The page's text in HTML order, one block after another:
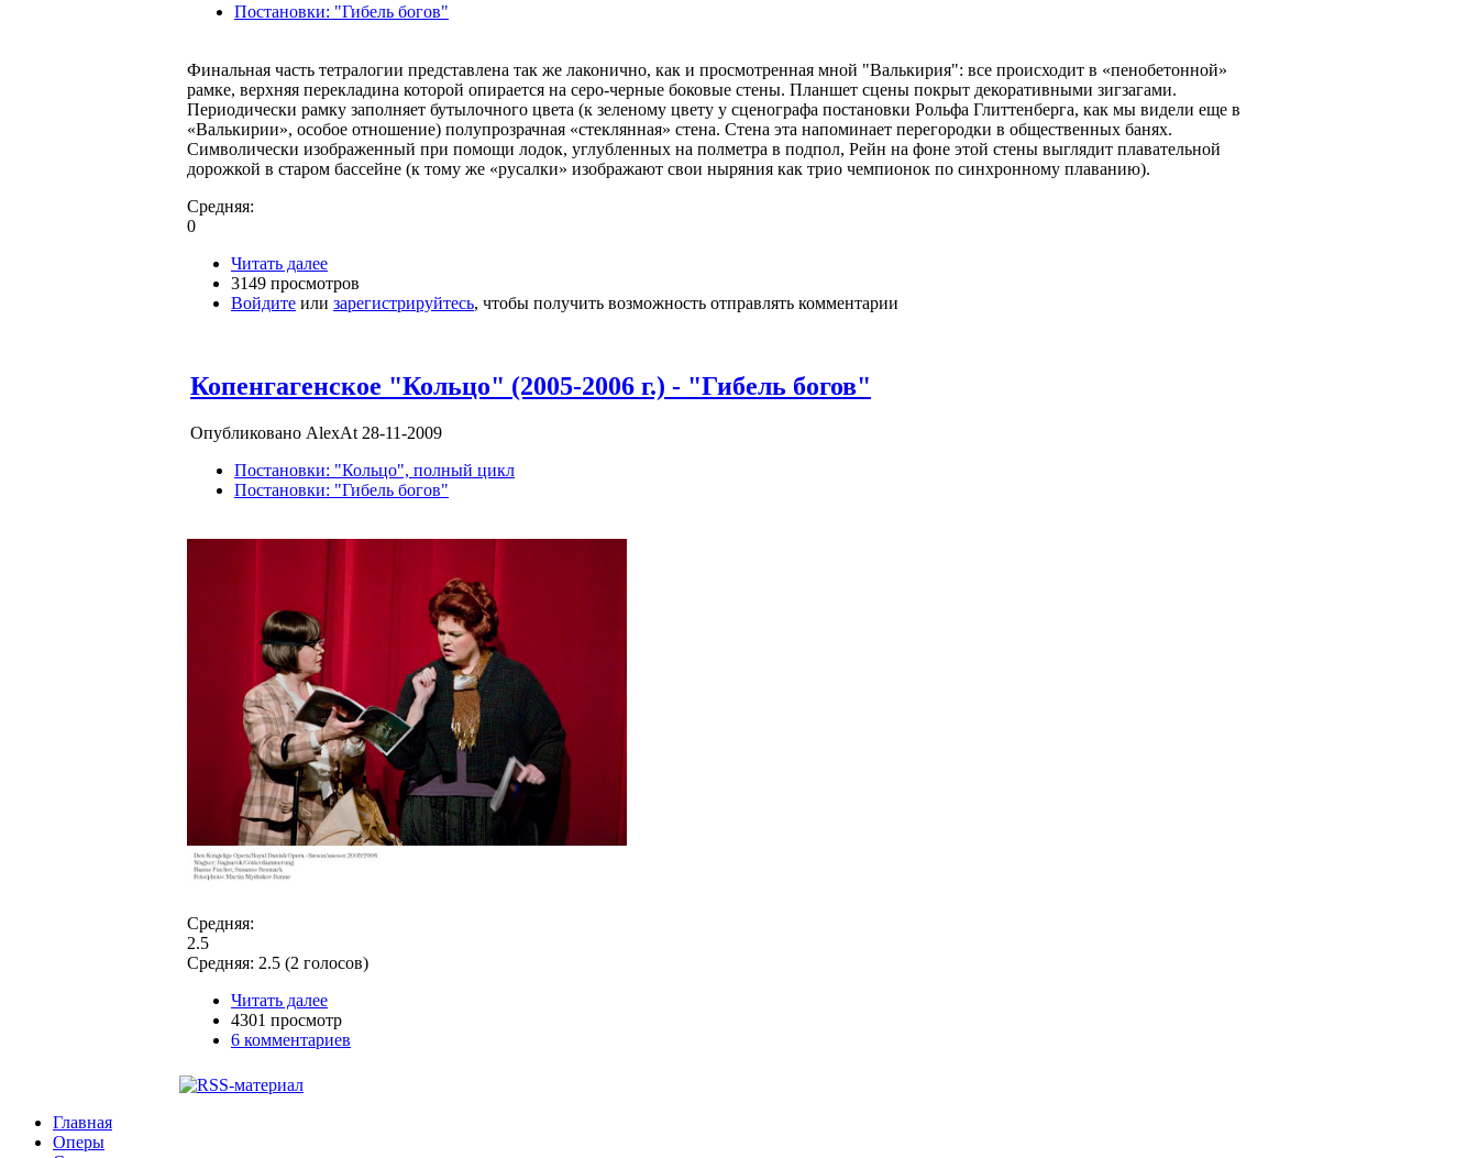
Постановки: "Гибель богов"
Финальная часть тетралогии представлена так же лаконично, как и просмотренная мной "Валькирия": все происходит в «пенобетонной»
рамке, верхняя перекладина которой опирается на серо-черные боковые стены. Планшет сцены покрыт декоративными зигзагами.
Периодически рамку заполняет бутылочного цвета (к зеленому цвету у сценографа постановки Рольфа Глиттенберга, как мы видели еще в
«Валькирии», особое отношение) полупрозрачная «стеклянная» стена. Стена эта напоминает перегородки в общественных банях.
Символически изображенный при помощи лодок, углубленных на полметра в подпол, Рейн на фоне этой стены выглядит плавательной
дорожкой в старом бассейне (к тому же «русалки» изображают свои ныряния как трио чемпионок по синхронному плаванию).
Средняя:
0
Читать далее
3149 просмотров
Войдите или зарегистрируйтесь, чтобы получить возможность отправлять комментарии
Копенгагенское "Кольцо" (2005-2006 г.) - "Гибель богов"
Опубликовано AlexAt 28-11-2009
Постановки: "Кольцо", полный цикл
Постановки: "Гибель богов"
Средняя:
2.5
Средняя: 2.5 (2 голосов)
Читать далее
4301 просмотр
6 комментариев
Главная
Оперы